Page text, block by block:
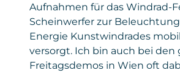
Aufnahmen für das Windrad-
Scheinwerfer zur
Energie Kunstwindrades
versorgt. Ich bin auch bei den
Freitagsdemos in Wien oft